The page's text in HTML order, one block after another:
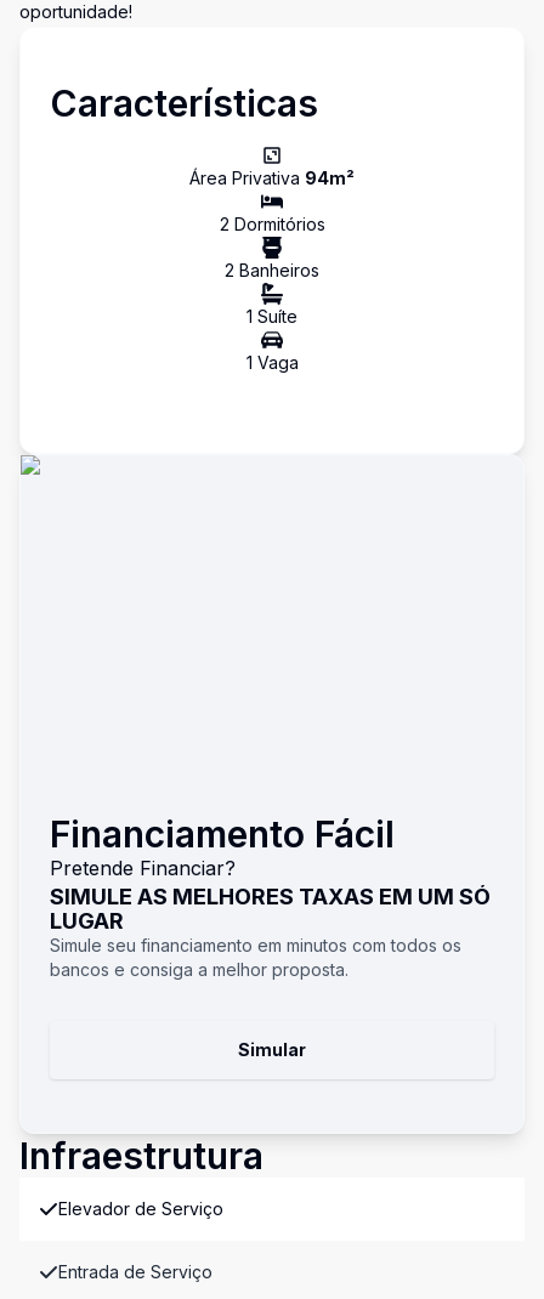
oportunidade!
Características
Área Privativa 94m²
2 Dormitórios
2 Banheiros
1 Suíte
1 Vaga
Financiamento Fácil
Pretende Financiar?
SIMULE AS MELHORES TAXAS EM UM SÓ
LUGAR
Simule seu financiamento em minutos com todos os
bancos e consiga a melhor proposta.
Simular
Infraestrutura
Elevador de Serviço
Entrada de Serviço